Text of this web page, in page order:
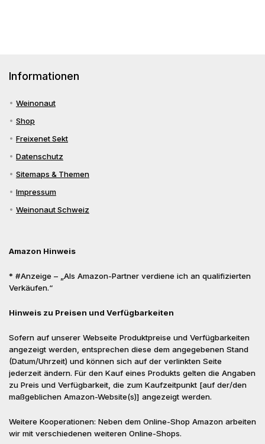
Informationen
Weinonaut
Shop
Freixenet Sekt
Datenschutz
Sitemaps & Themen
Impressum
Weinonaut Schweiz
Amazon Hinweis
* #Anzeige – „Als Amazon-Partner verdiene ich an qualifizierten
Verkäufen.“
Hinweis zu Preisen und Verfügbarkeiten
Sofern auf unserer Webseite Produktpreise und Verfügbarkeiten
angezeigt werden, entsprechen diese dem angegebenen Stand
(Datum/Uhrzeit) und können sich auf der verlinkten Seite
jederzeit ändern. Für den Kauf eines Produkts gelten die Angaben
zu Preis und Verfügbarkeit, die zum Kaufzeitpunkt [auf der/den
maßgeblichen Amazon-Website(s)] angezeigt werden.
Weitere Kooperationen: Neben dem Online-Shop Amazon arbeiten
wir mit verschiedenen weiteren Online-Shops.